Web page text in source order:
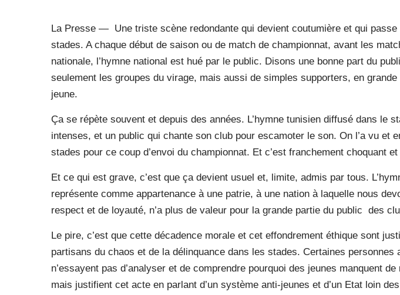
La Presse — Une triste scène redondante qui devient coutumière et qui
stades. A chaque début de saison ou de match de championnat, avant les
nationale, l’hymne national est hué par le public. Disons une bonne part du
seulement les groupes du virage, mais aussi de simples supporters, en
jeune.
Ça se répète souvent et depuis des années. L’hymne tunisien diffusé dans le
intenses, et un public qui chante son club pour escamoter le son. On l’a vu et
stades pour ce coup d’envoi du championnat. Et c’est franchement choquant
Et ce qui est grave, c’est que ça devient usuel et, limite, admis par tous.
représente comme appartenance à une patrie, à une nation à laquelle nous
respect et de loyauté, n’a plus de valeur pour la grande partie du public des
Le pire, c’est que cette décadence morale et cet effondrement éthique sont
partisans du chaos et de la délinquance dans les stades. Certaines personnes
n’essayent pas d’analyser et de comprendre pourquoi des jeunes manquent
mais justifient cet acte en parlant d’un système anti-jeunes et d’un Etat loin